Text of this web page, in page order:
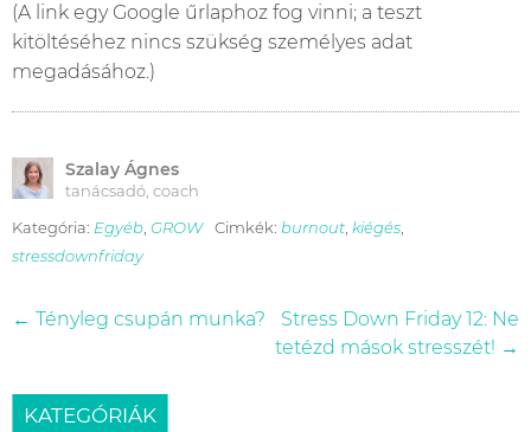
(A link egy Google űrlaphoz fog vinni; a teszt
kitöltéséhez nincs szükség személyes adat
megadásához.)
Szalay Ágnes
tanácsadó, coach
Kategória: Egyéb GROW Cimkék: burnout kiégés
stressdownfriday
Bejegyzés
← Tényleg csupán munka?
Stress Down Friday 12: Ne
tetézd mások stresszét! →
KATEGÓRIÁK